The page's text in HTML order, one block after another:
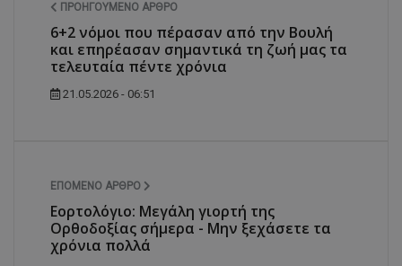
ΠΡΟΗΓΟΎΜΕΝΟ ΆΡΘΡΟ
6+2 νόμοι που πέρασαν από την Βουλή
και επηρέασαν σημαντικά τη ζωή μας τα
τελευταία πέντε χρόνια
21.05.2026 - 06:51
ΕΠΌΜΕΝΟ ΆΡΘΡΟ
Εορτολόγιο: Μεγάλη γιορτή της
Ορθοδοξίας σήμερα - Μην ξεχάσετε τα
χρόνια πολλά